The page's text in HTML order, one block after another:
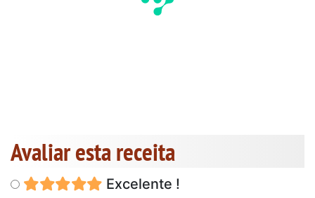
Avaliar esta receita
Excelente !